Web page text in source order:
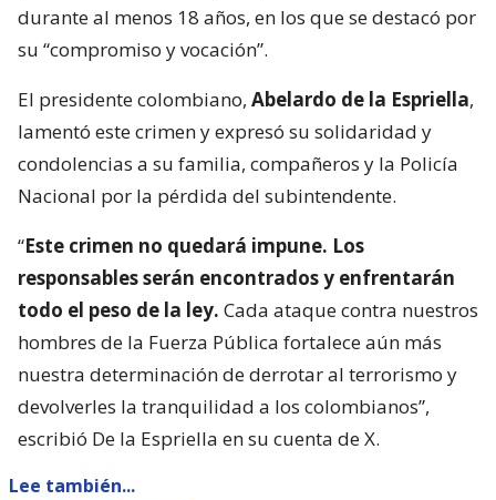
durante al menos 18 años, en los que se destacó por
su “compromiso y vocación”.
El presidente colombiano, Abelardo de la Espriella,
lamentó este crimen y expresó su solidaridad y
condolencias a su familia, compañeros y la Policía
Nacional por la pérdida del subintendente.
“Este crimen no quedará impune. Los
responsables serán encontrados y enfrentarán
todo el peso de la ley. Cada ataque contra nuestros
hombres de la Fuerza Pública fortalece aún más
nuestra determinación de derrotar al terrorismo y
devolverles la tranquilidad a los colombianos”,
escribió De la Espriella en su cuenta de X.
Lee también...